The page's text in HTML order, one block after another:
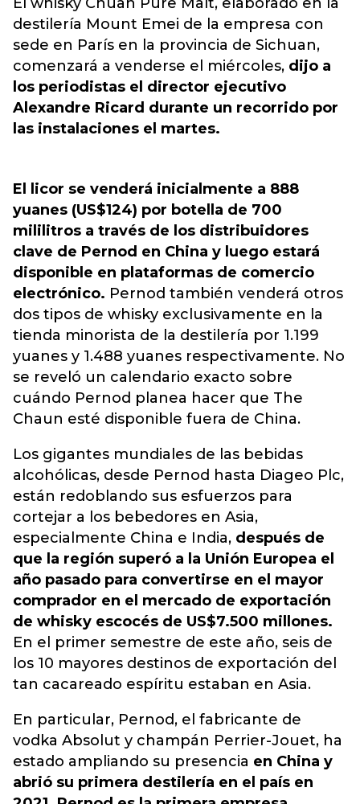
destilería Mount Emei de la empresa con
sede en París en la provincia de Sichuan,
comenzará a venderse el miércoles, dijo a
los periodistas el director ejecutivo
Alexandre Ricard durante un recorrido por
las instalaciones el martes.
El licor se venderá inicialmente a 888
yuanes (US$124) por botella de 700
mililitros a través de los distribuidores
clave de Pernod en China y luego estará
disponible en plataformas de comercio
electrónico. Pernod también venderá otros
dos tipos de whisky exclusivamente en la
tienda minorista de la destilería por 1.199
yuanes y 1.488 yuanes respectivamente. No
se reveló un calendario exacto sobre
cuándo Pernod planea hacer que The
Chaun esté disponible fuera de China.
Los gigantes mundiales de las bebidas
alcohólicas, desde Pernod hasta Diageo Plc,
están redoblando sus esfuerzos para
cortejar a los bebedores en Asia,
especialmente China e India, después de
que la región superó a la Unión Europea el
año pasado para convertirse en el mayor
comprador en el mercado de exportación
de whisky escocés de US$7.500 millones.
En el primer semestre de este año, seis de
los 10 mayores destinos de exportación del
tan cacareado espíritu estaban en Asia.
En particular, Pernod, el fabricante de
vodka Absolut y champán Perrier-Jouet, ha
estado ampliando su presencia en China y
abrió su primera destilería en el país en